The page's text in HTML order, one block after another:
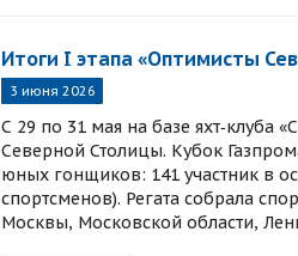
Итоги I этапа «Оптимисты
3 июня 2026
С 29 по 31 мая на базе яхт‑клуба
Северной Столицы. Кубок
юных гонщиков: 141 участник в
спортсменов). Регата собрала
Москвы, Московской области,